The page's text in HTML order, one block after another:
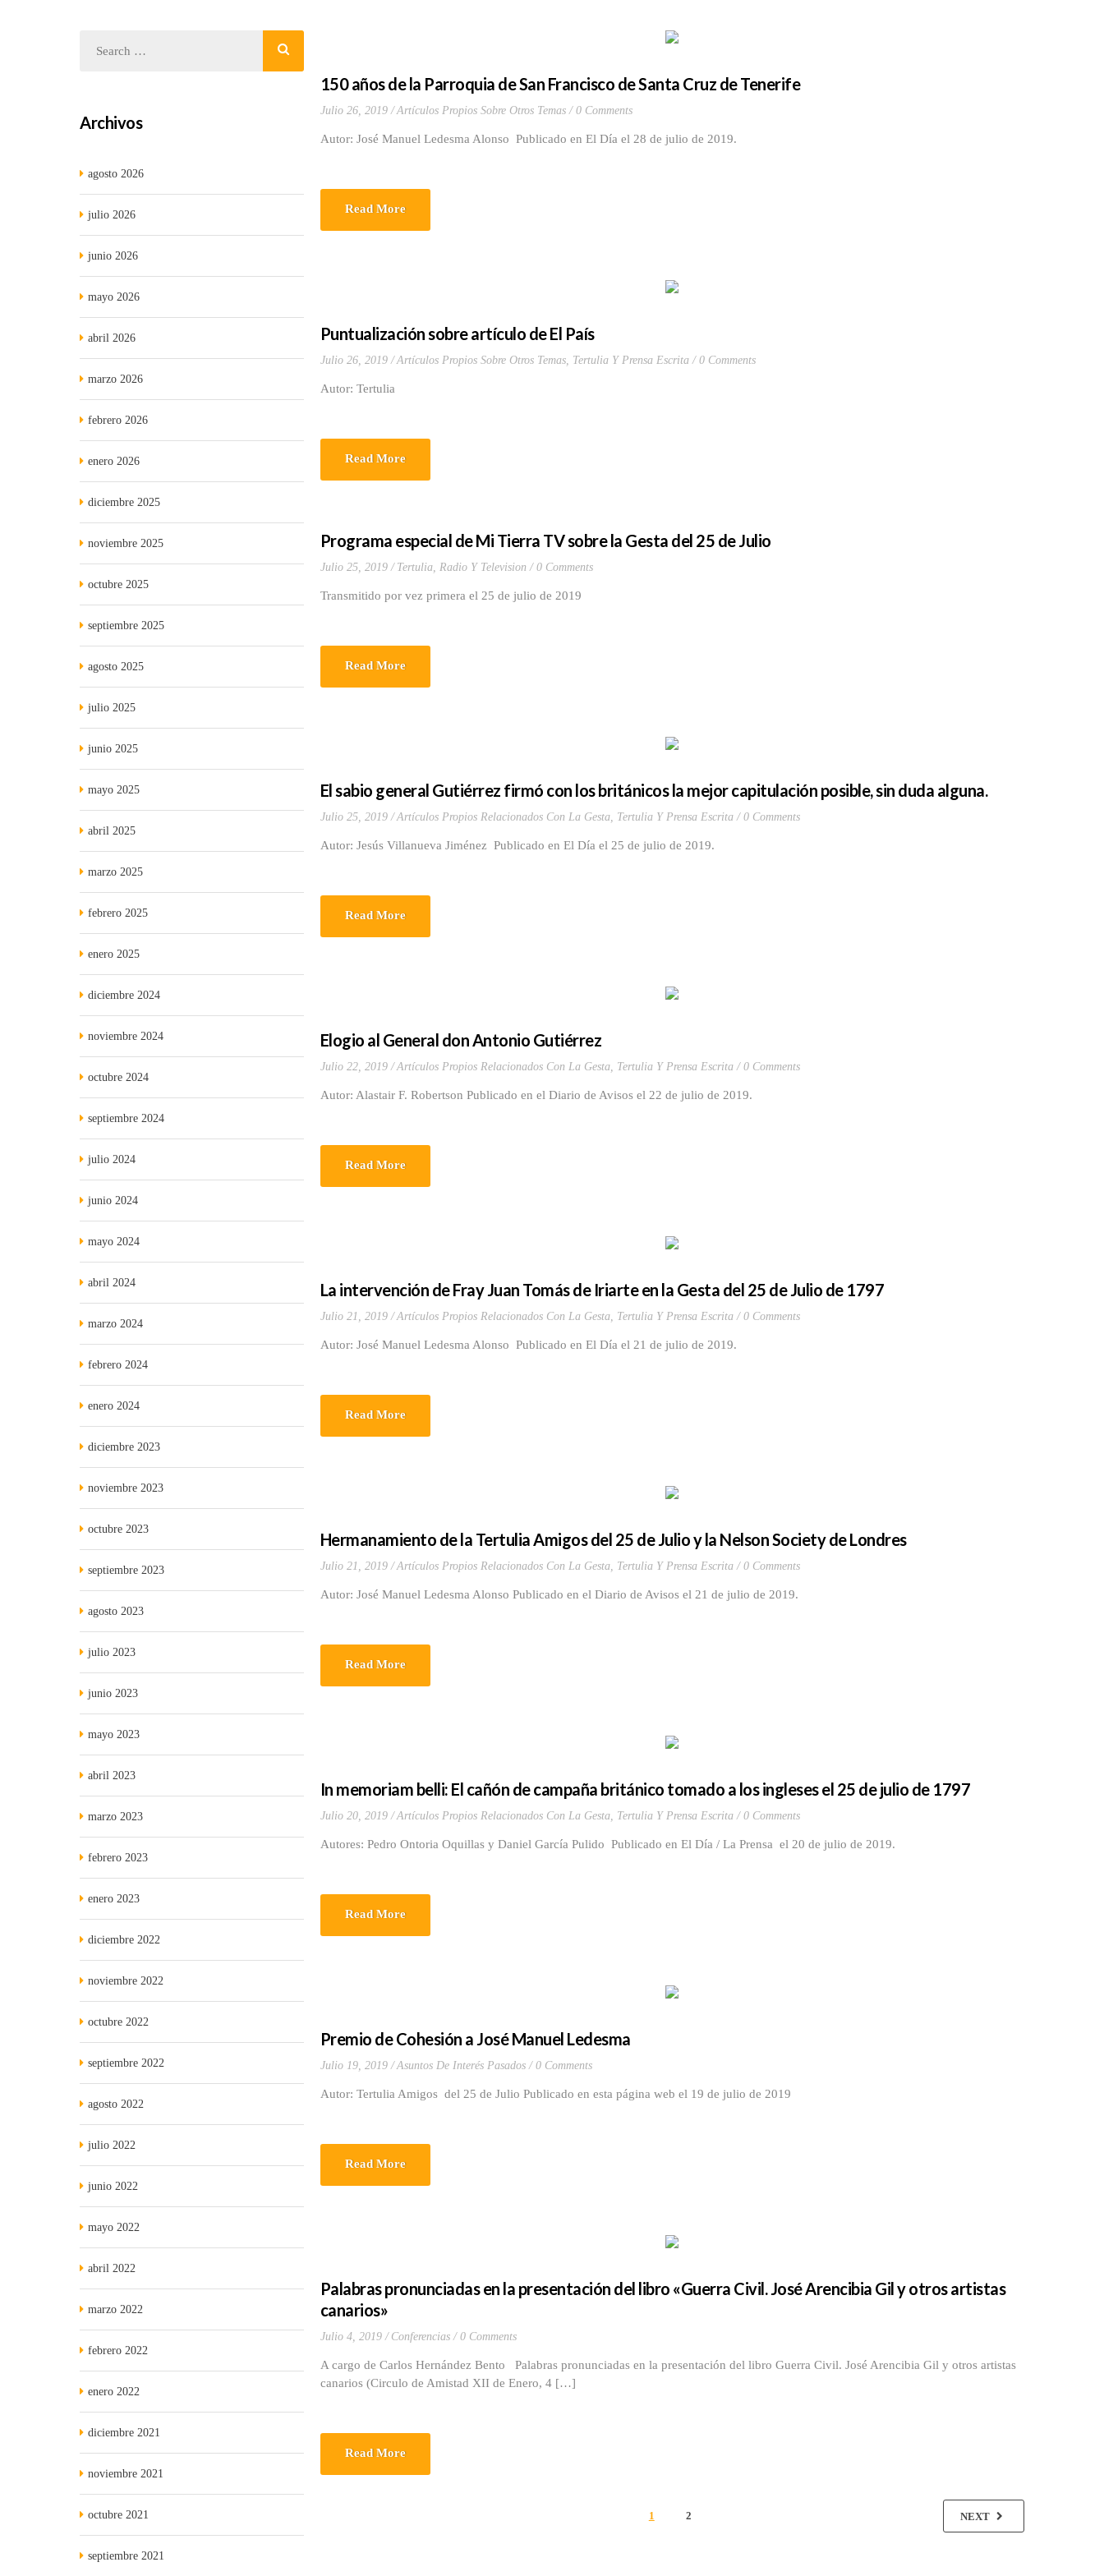
150 años de la Parroquia de San Francisco de Santa Cruz de Tenerife
Julio 26, 2019 Artículos Propios Sobre Otros Temas 0 Comments
Autor: José Manuel Ledesma Alonso Publicado en El Día el 28 de julio de 2019.
Read More
Puntualización sobre artículo de El País
Julio 26, 2019 Artículos Propios Sobre Otros Temas, Tertulia Y Prensa Escrita 0 Comments
Autor: Tertulia
Read More
Programa especial de Mi Tierra TV sobre la Gesta del 25 de Julio
Julio 25, 2019 Tertulia, Radio Y Television 0 Comments
Transmitido por vez primera el 25 de julio de 2019
Read More
El sabio general Gutiérrez firmó con los británicos la mejor capitulación posible, sin duda alguna.
Julio 25, 2019 Artículos Propios Relacionados Con La Gesta, Tertulia Y Prensa Escrita 0 Comments
Autor: Jesús Villanueva Jiménez Publicado en El Día el 25 de julio de 2019.
Read More
Elogio al General don Antonio Gutiérrez
Julio 22, 2019 Artículos Propios Relacionados Con La Gesta, Tertulia Y Prensa Escrita 0 Comments
Autor: Alastair F. Robertson Publicado en el Diario de Avisos el 22 de julio de 2019.
Read More
La intervención de Fray Juan Tomás de Iriarte en la Gesta del 25 de Julio de 1797
Julio 21, 2019 Artículos Propios Relacionados Con La Gesta, Tertulia Y Prensa Escrita 0 Comments
Autor: José Manuel Ledesma Alonso Publicado en El Día el 21 de julio de 2019.
Read More
Hermanamiento de la Tertulia Amigos del 25 de Julio y la Nelson Society de Londres
Julio 21, 2019 Artículos Propios Relacionados Con La Gesta, Tertulia Y Prensa Escrita 0 Comments
Autor: José Manuel Ledesma Alonso Publicado en el Diario de Avisos el 21 de julio de 2019.
Read More
In memoriam belli: El cañón de campaña británico tomado a los ingleses el 25 de julio de 1797
Julio 20, 2019 Artículos Propios Relacionados Con La Gesta, Tertulia Y Prensa Escrita 0 Comments
Autores: Pedro Ontoria Oquillas y Daniel García Pulido Publicado en El Día / La Prensa el 20 de julio de 2019.
Read More
Premio de Cohesión a José Manuel Ledesma
Julio 19, 2019 Asuntos De Interés Pasados 0 Comments
Autor: Tertulia Amigos del 25 de Julio Publicado en esta página web el 19 de julio de 2019
Read More
Palabras pronunciadas en la presentación del libro «Guerra Civil. José Arencibia Gil y otros artistas
canarios»
Julio 4, 2019 Conferencias 0 Comments
A cargo de Carlos Hernández Bento Palabras pronunciadas en la presentación del libro Guerra Civil. José Arencibia Gil y otros artistas
canarios (Circulo de Amistad XII de Enero, 4 […]
Read More
1 2 NEXT
Archivos
agosto 2026
julio 2026
junio 2026
mayo 2026
abril 2026
marzo 2026
febrero 2026
enero 2026
diciembre 2025
noviembre 2025
octubre 2025
septiembre 2025
agosto 2025
julio 2025
junio 2025
mayo 2025
abril 2025
marzo 2025
febrero 2025
enero 2025
diciembre 2024
noviembre 2024
octubre 2024
septiembre 2024
julio 2024
junio 2024
mayo 2024
abril 2024
marzo 2024
febrero 2024
enero 2024
diciembre 2023
noviembre 2023
octubre 2023
septiembre 2023
agosto 2023
julio 2023
junio 2023
mayo 2023
abril 2023
marzo 2023
febrero 2023
enero 2023
diciembre 2022
noviembre 2022
octubre 2022
septiembre 2022
agosto 2022
julio 2022
junio 2022
mayo 2022
abril 2022
marzo 2022
febrero 2022
enero 2022
diciembre 2021
noviembre 2021
octubre 2021
septiembre 2021